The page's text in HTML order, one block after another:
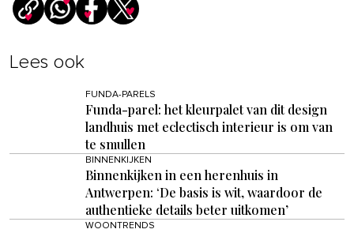
Lees ook
FUNDA-PARELS
Funda-parel: het kleurpalet van dit design
landhuis met eclectisch interieur is om van
te smullen
BINNENKIJKEN
Binnenkijken in een herenhuis in
Antwerpen: ‘De basis is wit, waardoor de
authentieke details beter uitkomen’
WOONTRENDS